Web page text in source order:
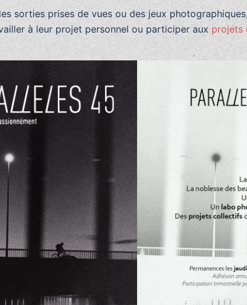
sorties prises de vues ou des jeux
à leur projet personnel ou participer aux projets